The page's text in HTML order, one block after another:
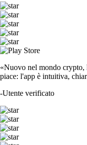
«Nuovo nel mondo
piace: l'app è intuitiva,
-Utente verificato